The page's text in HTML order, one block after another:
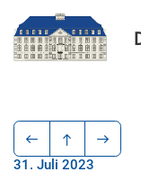
31. Juli 2023